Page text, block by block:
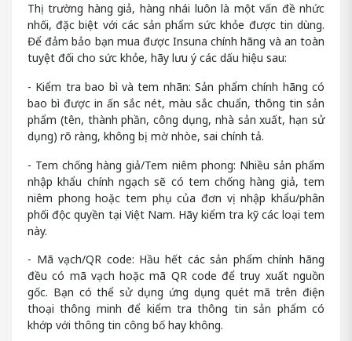
Thị trường hàng giả, hàng nhái luôn là một vấn đề nhức
nhối, đặc biệt với các sản phẩm sức khỏe được tin dùng.
Để đảm bảo bạn mua được Insuna chính hãng và an toàn
tuyệt đối cho sức khỏe, hãy lưu ý các dấu hiệu sau:
- Kiểm tra bao bì và tem nhãn: Sản phẩm chính hãng có
bao bì được in ấn sắc nét, màu sắc chuẩn, thông tin sản
phẩm (tên, thành phần, công dụng, nhà sản xuất, hạn sử
dụng) rõ ràng, không bị mờ nhòe, sai chính tả.
- Tem chống hàng giả/Tem niêm phong: Nhiều sản phẩm
nhập khẩu chính ngạch sẽ có tem chống hàng giả, tem
niêm phong hoặc tem phụ của đơn vị nhập khẩu/phân
phối độc quyền tại Việt Nam. Hãy kiểm tra kỹ các loại tem
này.
- Mã vạch/QR code: Hầu hết các sản phẩm chính hãng
đều có mã vạch hoặc mã QR code để truy xuất nguồn
gốc. Bạn có thể sử dụng ứng dụng quét mã trên điện
thoại thông minh để kiểm tra thông tin sản phẩm có
khớp với thông tin công bố hay không.